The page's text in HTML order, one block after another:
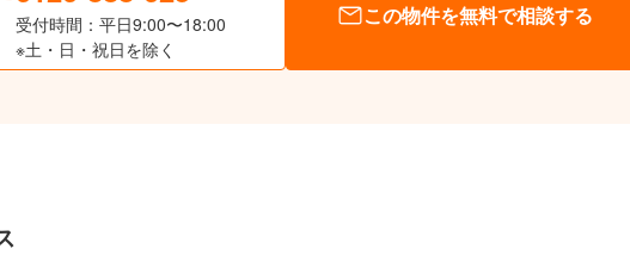
受付時間：平日9:00〜18:00
※土・日・祝日を除く
この物件を無料で相談する